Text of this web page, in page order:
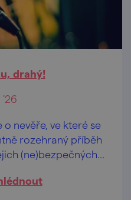
drahý!
'26
nevěře, ve které se
(ne)bezpečných